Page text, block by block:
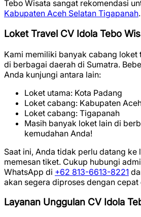
Tebo Wisata sangat rekomendasi
Kabupaten Aceh Selatan Tigapanah.
Loket Travel CV Idola Tebo
Kami memiliki banyak cabang loket
di berbagai daerah di Sumatra.
Anda kunjungi antara lain:
Loket utama: Kota Padang
Loket cabang: Kabupaten
Loket cabang: Tigapanah
Masih banyak loket lain di
kemudahan Anda!
Saat ini, Anda tidak perlu datang ke
memesan tiket. Cukup hubungi
WhatsApp di +62 813-6613-8221
akan segera diproses dengan cepat
Layanan Unggulan CV Idola